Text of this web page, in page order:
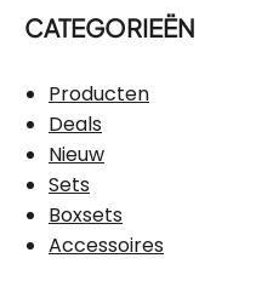
CATEGORIEËN
Producten
Deals
Nieuw
Sets
Boxsets
Accessoires